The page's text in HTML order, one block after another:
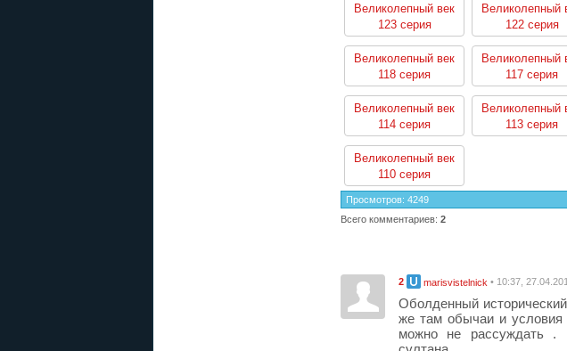
Великолепный век
123 серия
Великолепный
122 серия
Великолепный век
118 серия
Великолепный
117 серия
Великолепный век
114 серия
Великолепный
113 серия
Великолепный век
110 серия
Просмотров: 4249
Всего комментариев: 2
2 marisvistelnick • 10:37,
Оболденный
же там обычаи и условия
можно не рассуждать .